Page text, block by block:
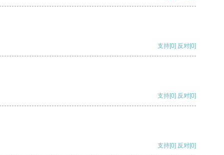
支持[0] 反对[0]
支持[0] 反对[0]
支持[0] 反对[0]